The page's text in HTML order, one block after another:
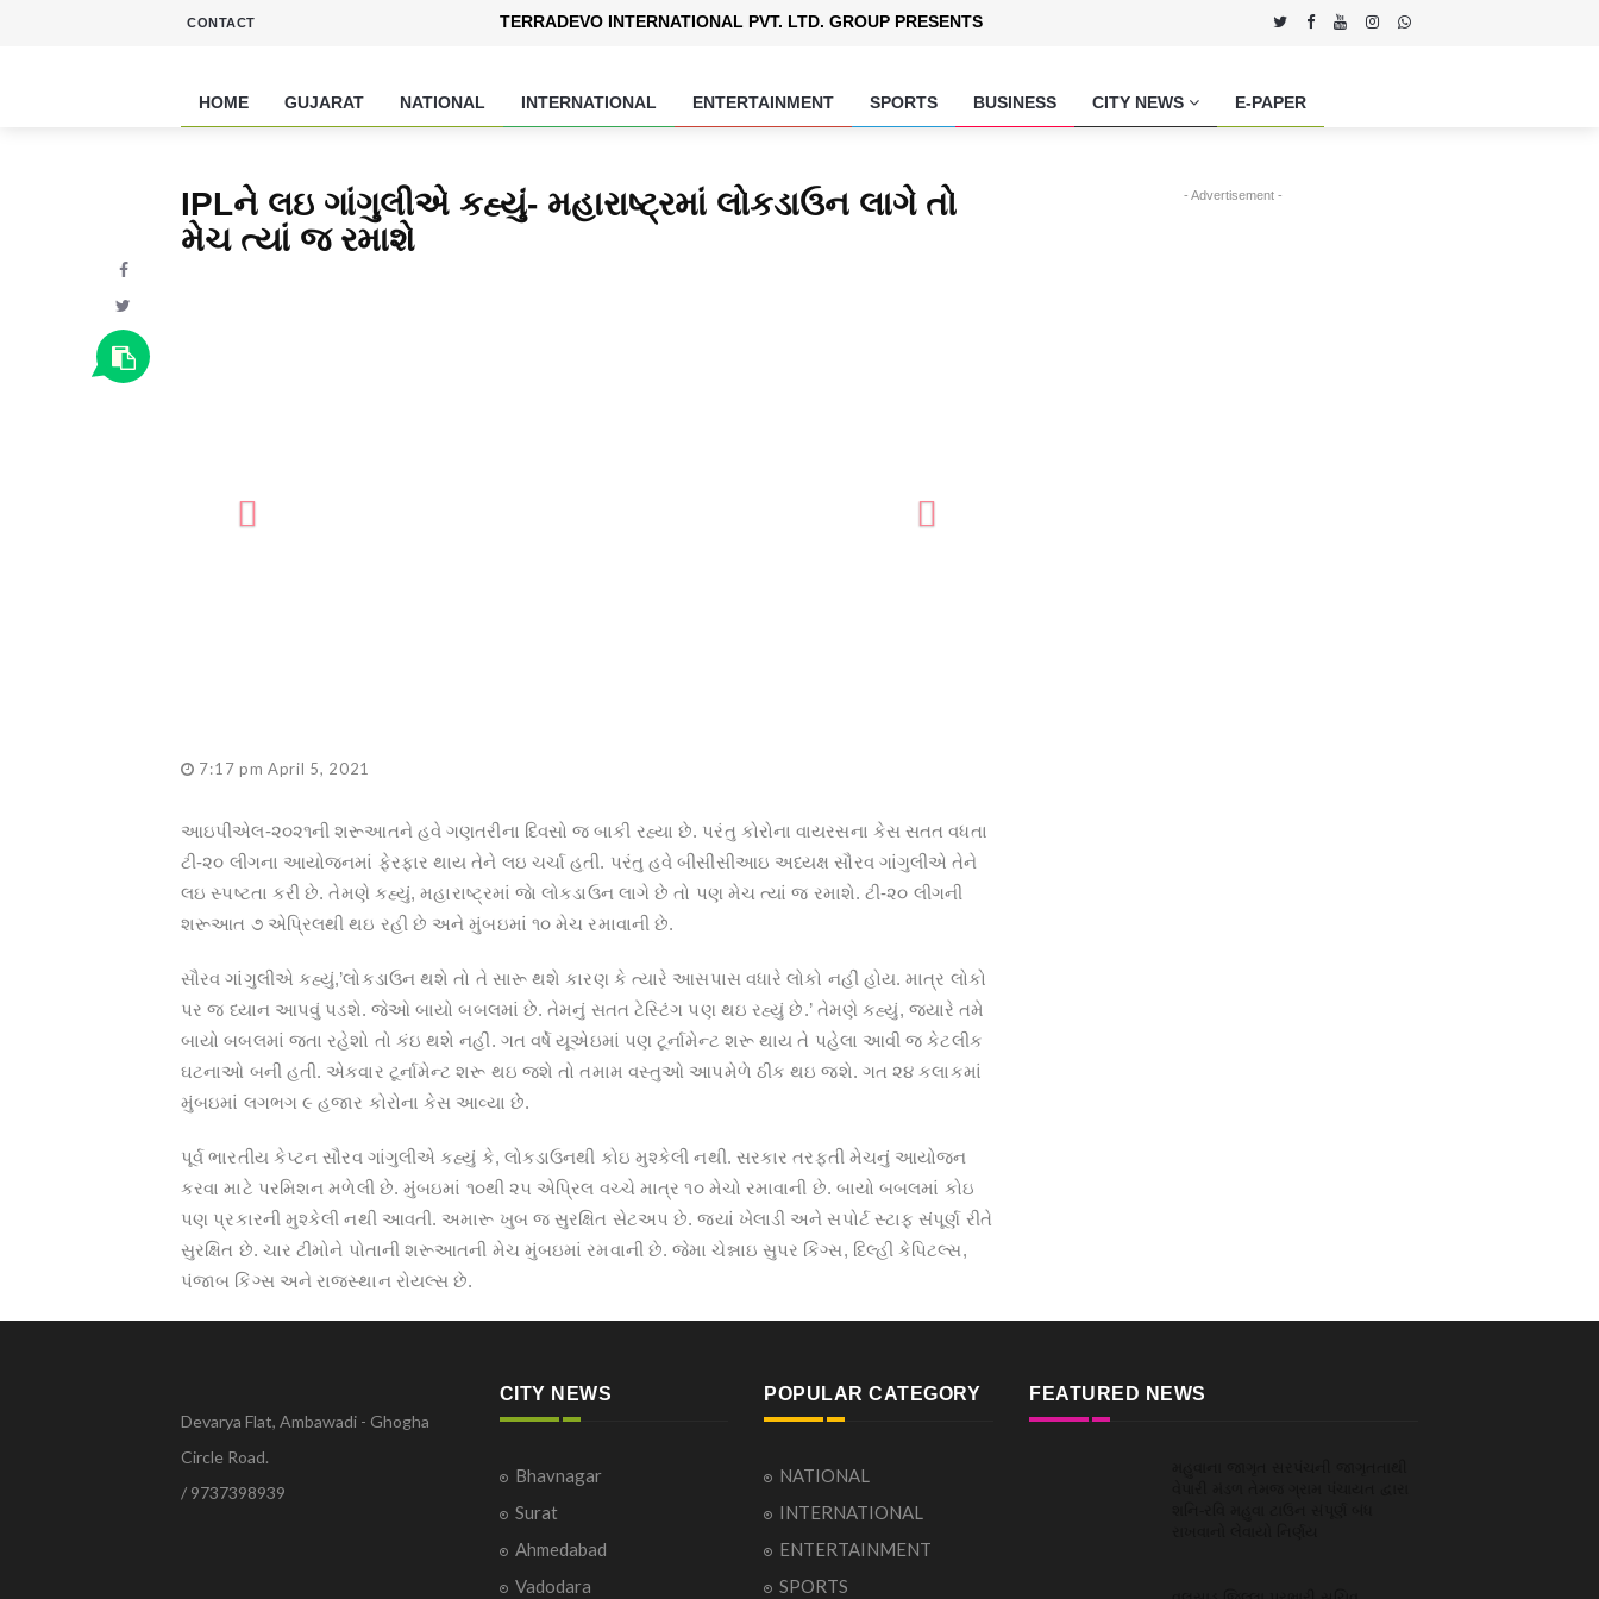
CONTACT TERRADEVO INTERNATIONAL PVT. LTD. GROUP PRESENTS
HOME GUJARAT NATIONAL INTERNATIONAL ENTERTAINMENT SPORTS BUSINESS CITY NEWS E-PAPER
IPLને લઇ ગાંગુલીએ કહ્યું- મહારાષ્ટ્રમાં લોકડાઉન લાગે તો
મેચ ત્યાં જ રમાશે
7:17 pm April 5, 2021
આઇપીએલ-૨૦૨૧ની શરૂઆતને હવે ગણતરીના દિવસો જ બાકી રહ્યા છે. પરંતુ કોરોના વાયરસના કેસ સતત વધતા
ટી-૨૦ લીગના આયોજનમાં ફેરફાર થાય તેને લઇ ચર્ચા હતી. પરંતુ હવે બીસીસીઆઇ અધ્યક્ષ સૌરવ ગાંગુલીએ તેને
લઇ સ્પષ્ટતા કરી છે. તેમણે કહ્યું, મહારાષ્ટ્રમાં જાે લોકડાઉન લાગે છે તો પણ મેચ ત્યાં જ રમાશે. ટી-૨૦ લીગની
શરૂઆત ૭ એપ્રિલથી થઇ રહી છે અને મુંબઇમાં ૧૦ મેચ રમાવાની છે.
સૌરવ ગાંગુલીએ કહ્યું,’લોકડાઉન થશે તો તે સારૂ થશે કારણ કે ત્યારે આસપાસ વધારે લોકો નહીં હોય. માત્ર લોકો
પર જ ધ્યાન આપવું પડશે. જેઓ બાયો બબલમાં છે. તેમનું સતત ટેસ્ટિંગ પણ થઇ રહ્યું છે.’ તેમણે કહ્યું, જ્યારે તમે
બાયો બબલમાં જતા રહેશો તો કંઇ થશે નહીં. ગત વર્ષે યૂએઇમાં પણ ટૂર્નામેન્ટ શરૂ થાય તે પહેલા આવી જ કેટલીક
ઘટનાઓ બની હતી. એકવાર ટૂર્નામેન્ટ શરૂ થઇ જશે તો તમામ વસ્તુઓ આપમેળે ઠીક થઇ જશે. ગત ૨૪ કલાકમાં
મુંબઇમાં લગભગ ૯ હજાર કોરોના કેસ આવ્યા છે.
પૂર્વ ભારતીય કેપ્ટન સૌરવ ગાંગુલીએ કહ્યું કે, લોકડાઉનથી કોઇ મુશ્કેલી નથી. સરકાર તરફતી મેચનું આયોજન
કરવા માટે પરમિશન મળેલી છે. મુંબઇમાં ૧૦થી ૨૫ એપ્રિલ વચ્ચે માત્ર ૧૦ મેચો રમાવાની છે. બાયો બબલમાં કોઇ
પણ પ્રકારની મુશ્કેલી નથી આવતી. અમારૂ ખુબ જ સુરક્ષિત સેટઅપ છે. જ્યાં ખેલાડી અને સપોર્ટ સ્ટાફ સંપૂર્ણ રીતે
સુરક્ષિત છે. ચાર ટીમોને પોતાની શરૂઆતની મેચ મુંબઇમાં રમવાની છે. જેમા ચેન્નાઇ સુપર કિંગ્સ, દિલ્હી કેપિટલ્સ,
પંજાબ કિંગ્સ અને રાજસ્થાન રોયલ્સ છે.
- Advertisement -
Devarya Flat, Ambawadi - Ghogha
Circle Road.
/ 9737398939
CITY NEWS
Bhavnagar
Surat
Ahmedabad
Vadodara
POPULAR CATEGORY
NATIONAL
INTERNATIONAL
ENTERTAINMENT
SPORTS
FEATURED NEWS